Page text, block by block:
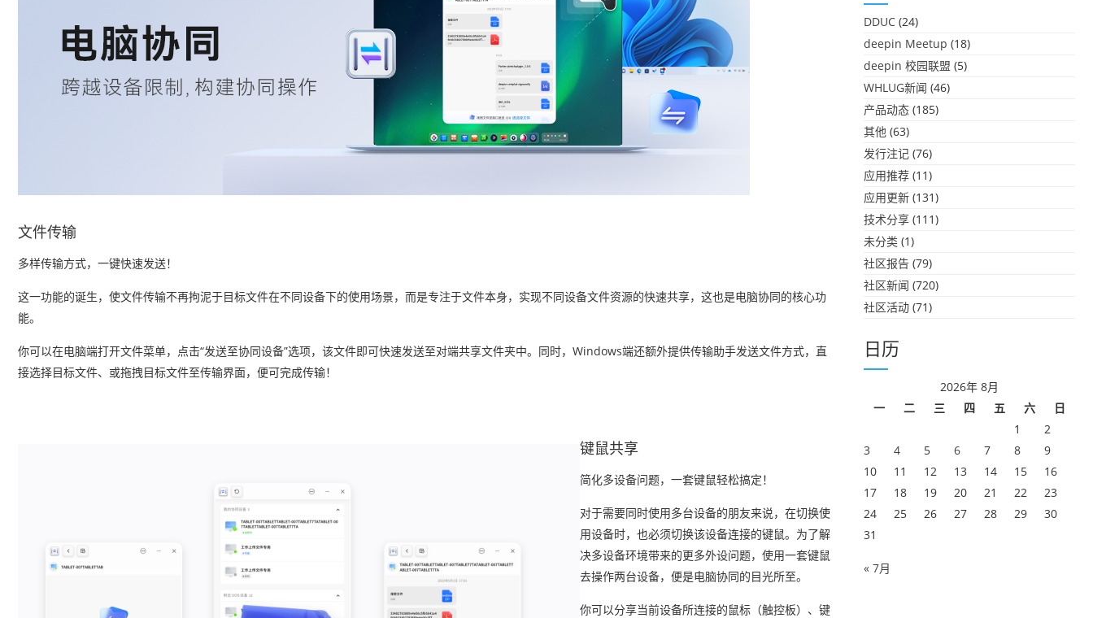
文件传输
多样传输方式，一键快速发送！
这一功能的诞生，使文件传输不再拘泥于目标文件在不同设备下的使用场景，而是专注于文件本身，实现不同设备文件资源的快速共享，这也是电脑协同的核心功
能。
你可以在电脑端打开文件菜单，点击“发送至协同设备”选项，该文件即可快速发送至对端共享文件夹中。同时，Windows端还额外提供传输助手发送文件方式，直
接选择目标文件、或拖拽目标文件至传输界面，便可完成传输！
键鼠共享
简化多设备问题，一套键鼠轻松搞定！
对于需要同时使用多台设备的朋友来说，在切换使
用设备时，也必须切换该设备连接的键鼠。为了解
决多设备环境带来的更多外设问题，使用一套键鼠
去操作两台设备，便是电脑协同的目光所至。
你可以分享当前设备所连接的鼠标（触控板）、键
DDUC (24)
deepin Meetup (18)
deepin 校园联盟 (5)
WHLUG新闻 (46)
产品动态 (185)
其他 (63)
发行注记 (76)
应用推荐 (11)
应用更新 (131)
技术分享 (111)
未分类 (1)
社区报告 (79)
社区新闻 (720)
社区活动 (71)
日历
2026年 8月
一
二 三 四 五 六
日
1
2
3
4 5 6 7 8
9
10
11 12 13 14 15
16
17
18 19 20 21 22
23
24
25 26 27 28 29
30
31
« 7月